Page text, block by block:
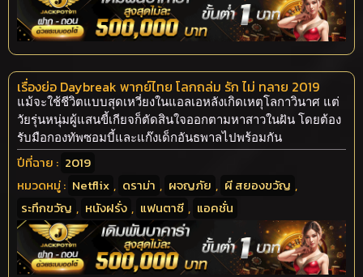
เรื่องย่อ Daybreak พากย์ไทย โลกถล่ม รัก ไม่ ทลาย 2019
แม้จะใช้ชีวิตแบบสุดเหวี่ยงในแอลเอหลังเกิดเหตุโลกาวินาศ แต่
วัยรุ่นหนุ่มผู้แสนขี้เกียจก็ตัดสินใจออกตามหาสาวในฝัน โดยต้อง
รับมือกองทัพซอมบี้และแก๊งเด็กอันธพาลไปพร้อมกัน
ปีที่ฉาย : 2019
หมวดหมู่ : Netflix , ดราม่า , ผจญภัย , ผี สยองขวัญ ,
ระทึกขวัญ , หนังฝรั่ง , แฟนตาซี , แอคชั่น